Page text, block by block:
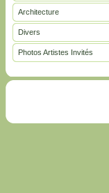
Architecture
Divers
Photos Artistes Invités